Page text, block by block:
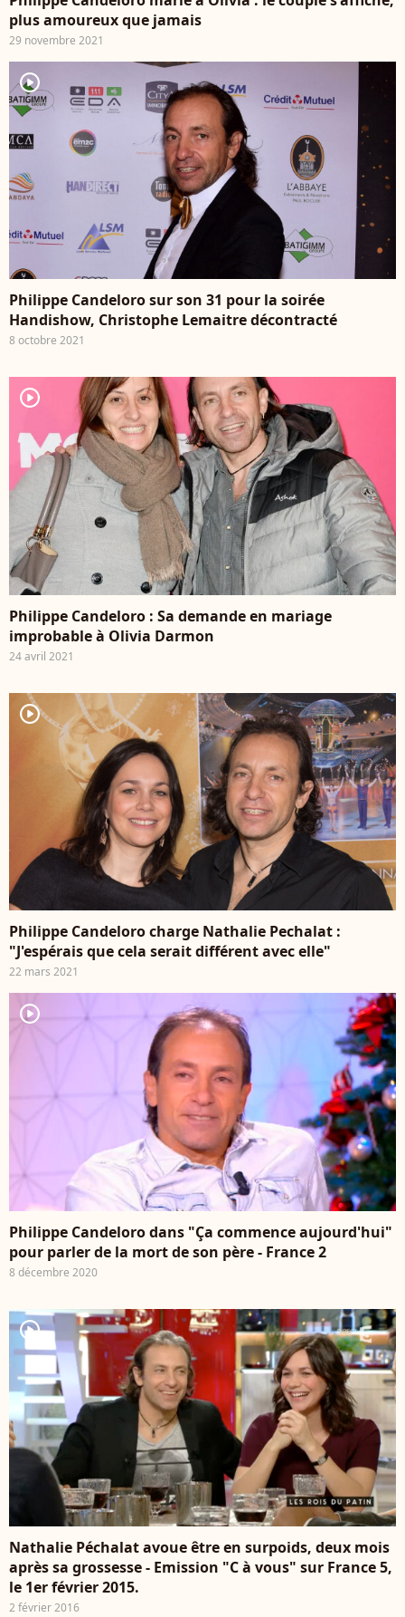
plus amoureux que jamais
29 novembre 2021
player2
Philippe Candeloro sur son 31 pour la soirée
Handishow, Christophe Lemaitre décontracté
8 octobre 2021
player2
Philippe Candeloro : Sa demande en mariage
improbable à Olivia Darmon
24 avril 2021
player2
Philippe Candeloro charge Nathalie Pechalat :
"J'espérais que cela serait différent avec elle"
22 mars 2021
player2
Philippe Candeloro dans "Ça commence aujourd'hui"
pour parler de la mort de son père - France 2
8 décembre 2020
player2
Nathalie Péchalat avoue être en surpoids, deux mois
après sa grossesse - Emission "C à vous" sur France 5,
le 1er février 2015.
2 février 2016